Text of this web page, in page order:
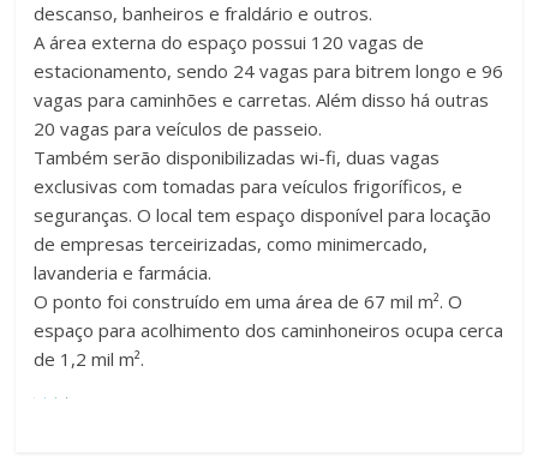
descanso, banheiros e fraldário e outros.
A área externa do espaço possui 120 vagas de
estacionamento, sendo 24 vagas para bitrem longo e 96
vagas para caminhões e carretas. Além disso há outras
20 vagas para veículos de passeio.
Também serão disponibilizadas wi-fi, duas vagas
exclusivas com tomadas para veículos frigoríficos, e
seguranças. O local tem espaço disponível para locação
de empresas terceirizadas, como minimercado,
lavanderia e farmácia.
O ponto foi construído em uma área de 67 mil m². O
espaço para acolhimento dos caminhoneiros ocupa cerca
de 1,2 mil m².